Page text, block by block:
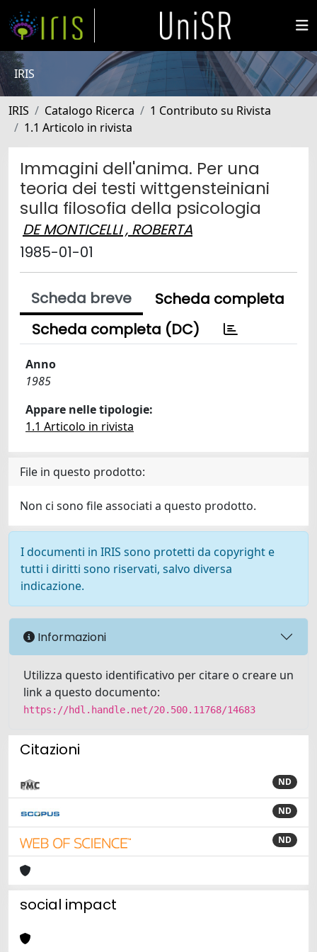
IRIS
IRIS Catalogo Ricerca
1 Contributo su Rivista
1.1 Articolo in rivista
Immagini dell'anima. Per una
teoria dei testi wittgensteiniani
sulla filosofia della psicologia
DE MONTICELLI , ROBERTA
1985-01-01
Scheda breve
Scheda completa
Scheda completa (DC)
Anno
1985
Appare nelle tipologie:
1.1 Articolo in rivista
File in questo prodotto:
Non ci sono file associati a questo prodotto.
I documenti in IRIS sono protetti da copyright e
tutti i diritti sono riservati, salvo diversa
indicazione.
Informazioni
Utilizza questo identificativo per citare o creare un
link a questo documento:
https://hdl.handle.net/20.500.11768/14683
Citazioni
ND
ND
ND
social impact